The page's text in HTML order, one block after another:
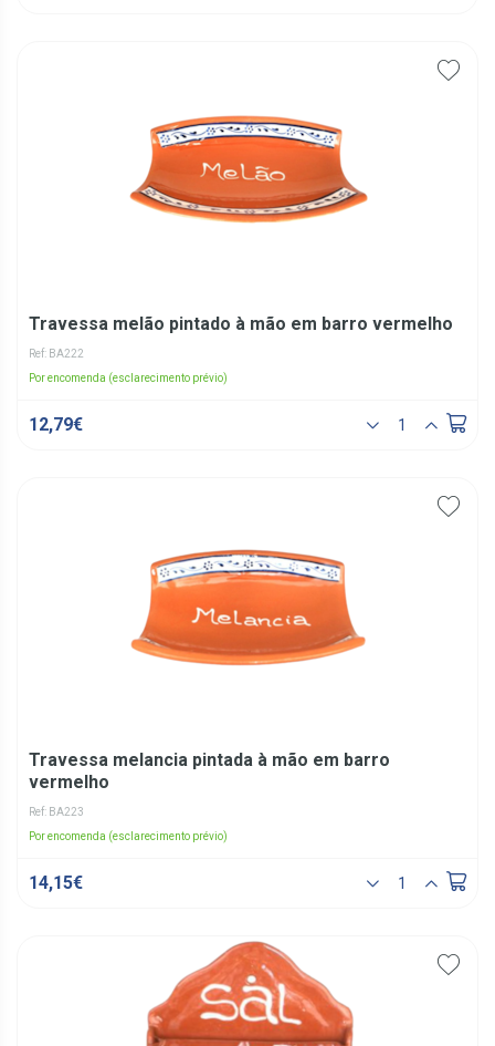
Travessa melão pintado à mão em barro vermelho
Ref: BA222
Por encomenda (esclarecimento prévio)
12,79€
Travessa melancia pintada à mão em barro
vermelho
Ref: BA223
Por encomenda (esclarecimento prévio)
14,15€